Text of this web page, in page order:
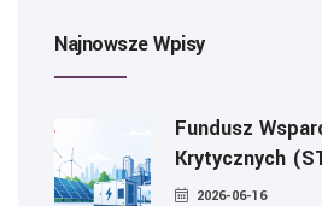
Najnowsze Wpisy
Fundusz
Krytycznych
2026-06-16